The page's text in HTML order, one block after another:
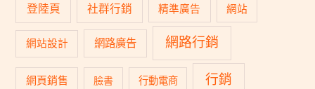
登陸頁 社群行銷 精準廣告 網站
網站設計 網路廣告 網路行銷
網頁銷售 臉書 行動電商 行銷